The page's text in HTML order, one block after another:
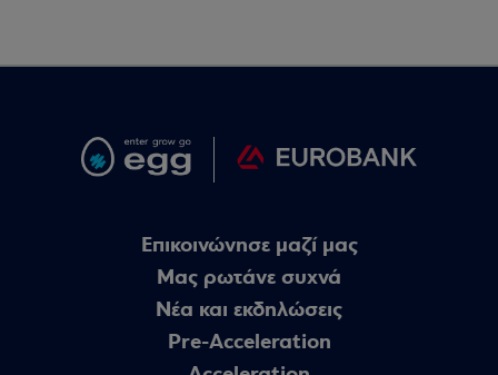
Επικοινώνησε μαζί μας
Μας ρωτάνε συχνά
Nέα και εκδηλώσεις
Pre-Acceleration